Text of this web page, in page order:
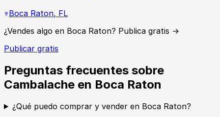
Boca Raton, FL
¿Vendes algo en Boca Raton? Publica gratis →
Publicar gratis
Preguntas frecuentes sobre
Cambalache en Boca Raton
¿Qué puedo comprar y vender en Boca Raton?